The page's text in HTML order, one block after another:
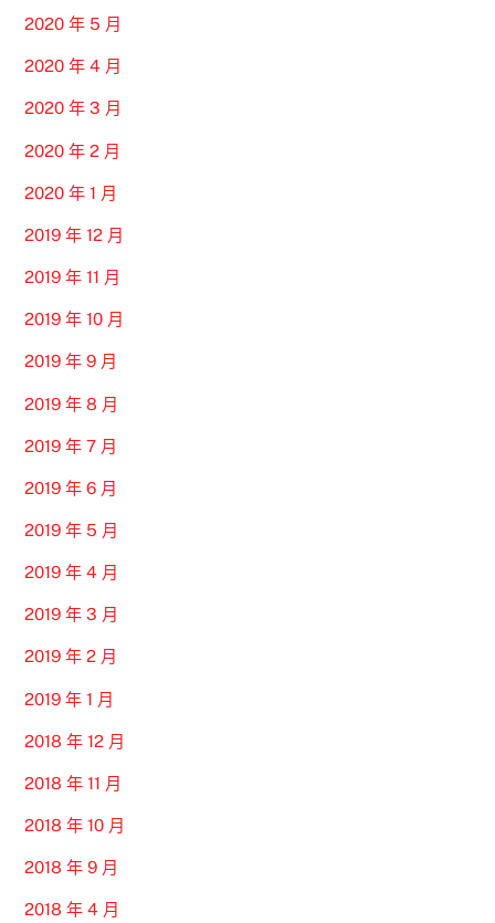
2020 年 5 月
2020 年 4 月
2020 年 3 月
2020 年 2 月
2020 年 1 月
2019 年 12 月
2019 年 11 月
2019 年 10 月
2019 年 9 月
2019 年 8 月
2019 年 7 月
2019 年 6 月
2019 年 5 月
2019 年 4 月
2019 年 3 月
2019 年 2 月
2019 年 1 月
2018 年 12 月
2018 年 11 月
2018 年 10 月
2018 年 9 月
2018 年 4 月